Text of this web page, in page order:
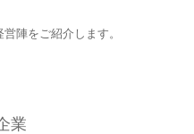
陣をご紹介します。
業